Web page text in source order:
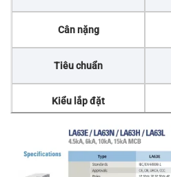
Cân nặng
Tiêu chuẩn
Kiểu lắp đặt